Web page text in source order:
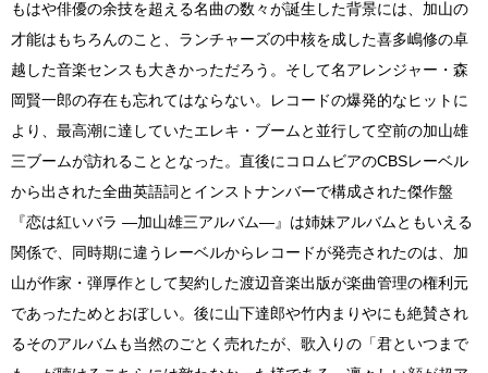
もはや俳優の余技を超える名曲の数々が誕生した背景には、加山の
才能はもちろんのこと、ランチャーズの中核を成した喜多嶋修の卓
越した音楽センスも大きかっただろう。そして名アレンジャー・森
岡賢一郎の存在も忘れてはならない。レコードの爆発的なヒットに
より、最高潮に達していたエレキ・ブームと並行して空前の加山雄
三ブームが訪れることとなった。直後にコロムビアのCBSレーベル
から出された全曲英語詞とインストナンバーで構成された傑作盤
『恋は紅いバラ ―加山雄三アルバム―』は姉妹アルバムともいえる
関係で、同時期に違うレーベルからレコードが発売されたのは、加
山が作家・弾厚作として契約した渡辺音楽出版が楽曲管理の権利元
であったためとおぼしい。後に山下達郎や竹内まりやにも絶賛され
るそのアルバムも当然のごとく売れたが、歌入りの「君といつまで